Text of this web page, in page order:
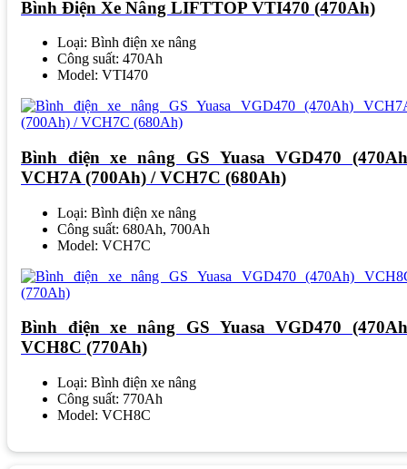
Bình Điện Xe Nâng LIFTTOP VTI470 (470Ah)
Loại: Bình điện xe nâng
Công suất: 470Ah
Model: VTI470
Bình điện xe nâng GS Yuasa VGD470
VCH7A (700Ah) / VCH7C (680Ah)
Loại: Bình điện xe nâng
Công suất: 680Ah, 700Ah
Model: VCH7C
Bình điện xe nâng GS Yuasa VGD470
VCH8C (770Ah)
Loại: Bình điện xe nâng
Công suất: 770Ah
Model: VCH8C